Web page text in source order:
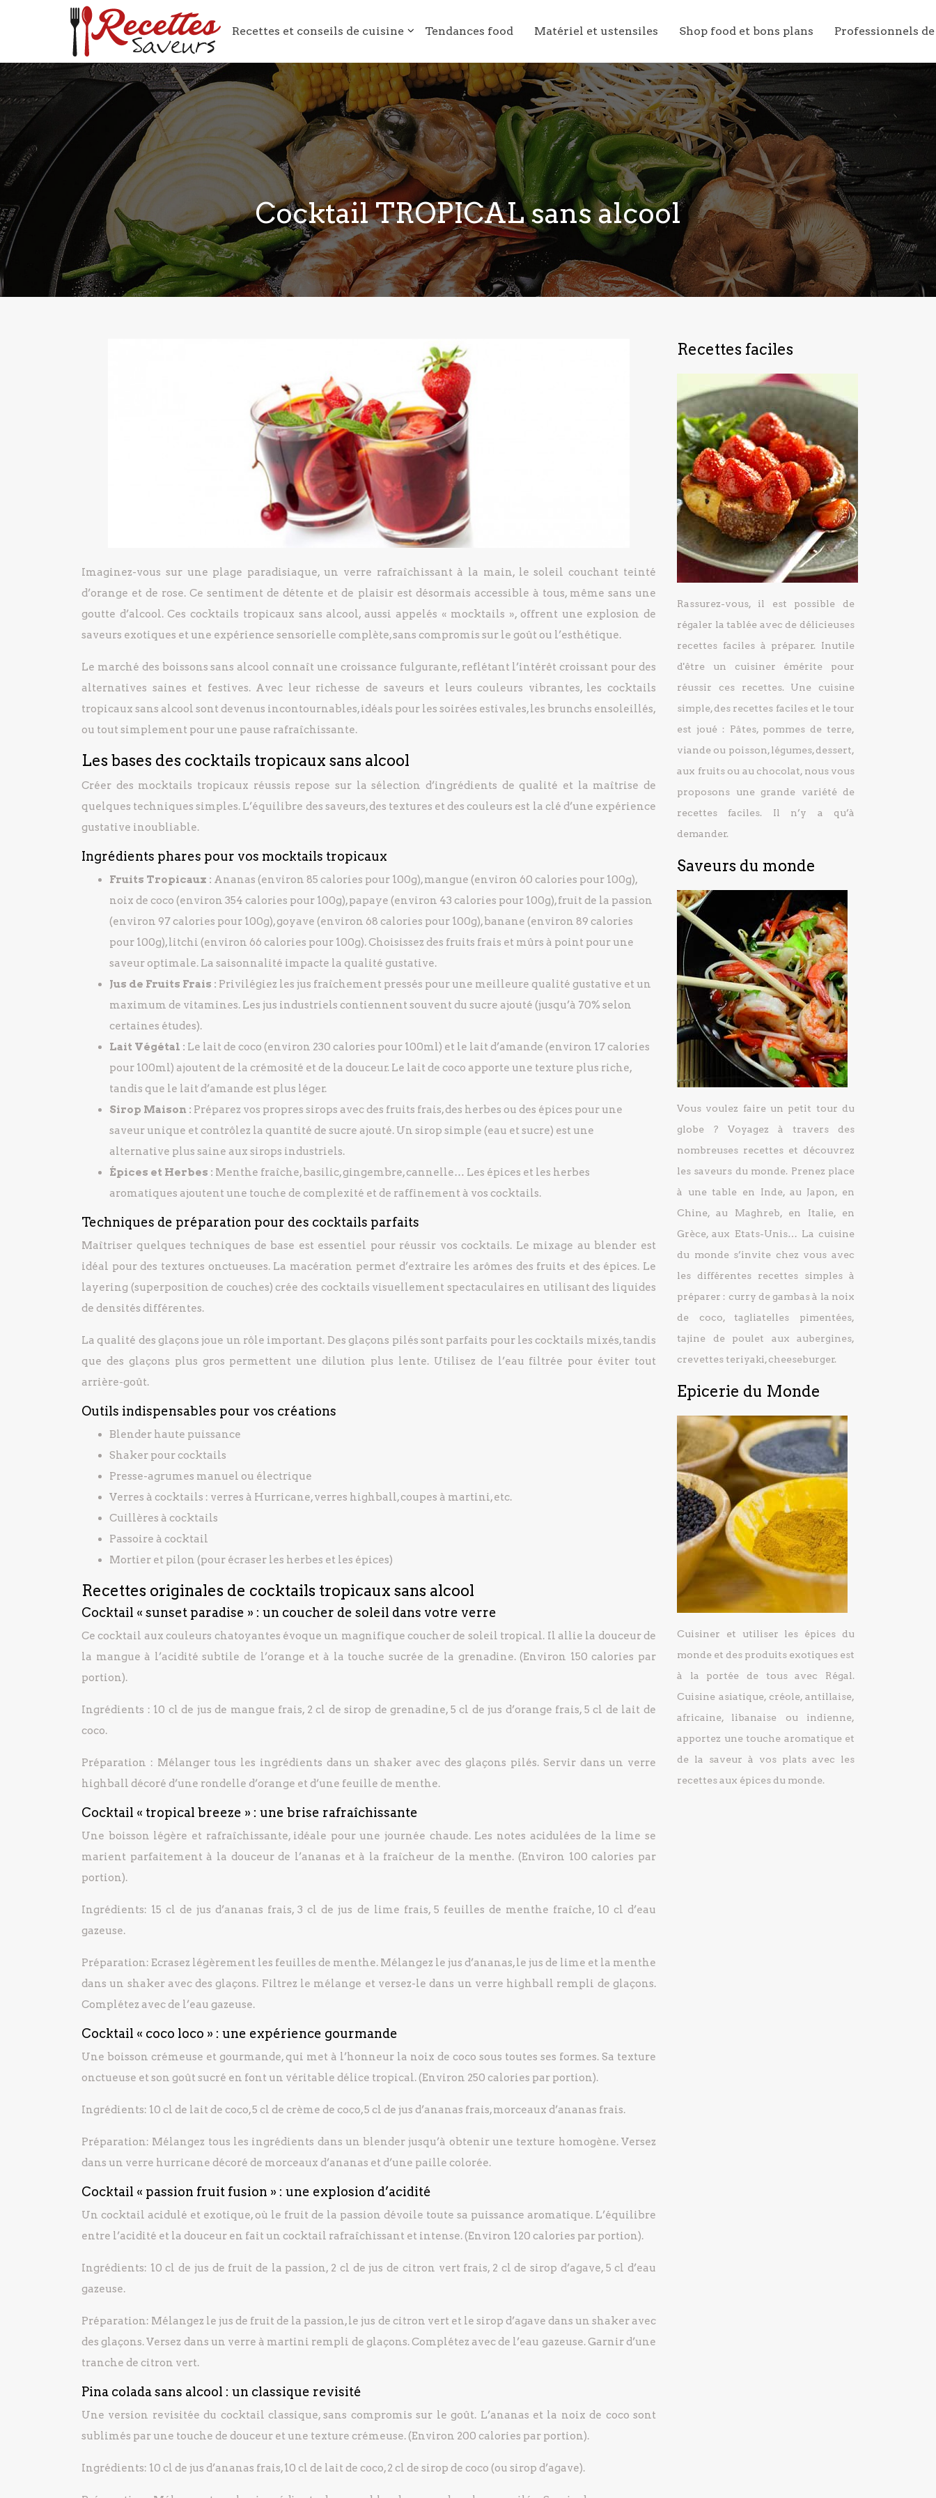
Recettes et conseils de cuisine Tendances food Matériel et ustensiles Shop food et bons plans Professionnels
Cocktail TROPICAL sans alcool
Imaginez-vous sur une plage paradisiaque, un verre rafraîchissant à la main, le soleil couchant teinté
d’orange et de rose. Ce sentiment de détente et de plaisir est désormais accessible à tous, même sans une
goutte d’alcool. Ces cocktails tropicaux sans alcool, aussi appelés « mocktails », offrent une explosion de
saveurs exotiques et une expérience sensorielle complète, sans compromis sur le goût ou l’esthétique.
Le marché des boissons sans alcool connaît une croissance fulgurante, reflétant l’intérêt croissant pour des
alternatives saines et festives. Avec leur richesse de saveurs et leurs couleurs vibrantes, les cocktails
tropicaux sans alcool sont devenus incontournables, idéals pour les soirées estivales, les brunchs ensoleillés,
ou tout simplement pour une pause rafraîchissante.
Les bases des cocktails tropicaux sans alcool
Créer des mocktails tropicaux réussis repose sur la sélection d’ingrédients de qualité et la maîtrise de
quelques techniques simples. L’équilibre des saveurs, des textures et des couleurs est la clé d’une expérience
gustative inoubliable.
Ingrédients phares pour vos mocktails tropicaux
Fruits Tropicaux : Ananas (environ 85 calories pour 100g), mangue (environ 60 calories pour 100g),
noix de coco (environ 354 calories pour 100g), papaye (environ 43 calories pour 100g), fruit de la passion
(environ 97 calories pour 100g), goyave (environ 68 calories pour 100g), banane (environ 89 calories
pour 100g), litchi (environ 66 calories pour 100g). Choisissez des fruits frais et mûrs à point pour une
saveur optimale. La saisonnalité impacte la qualité gustative.
Jus de Fruits Frais : Privilégiez les jus fraîchement pressés pour une meilleure qualité gustative et un
maximum de vitamines. Les jus industriels contiennent souvent du sucre ajouté (jusqu’à 70% selon
certaines études).
Lait Végétal : Le lait de coco (environ 230 calories pour 100ml) et le lait d’amande (environ 17 calories
pour 100ml) ajoutent de la crémosité et de la douceur. Le lait de coco apporte une texture plus riche,
tandis que le lait d’amande est plus léger.
Sirop Maison : Préparez vos propres sirops avec des fruits frais, des herbes ou des épices pour une
saveur unique et contrôlez la quantité de sucre ajouté. Un sirop simple (eau et sucre) est une
alternative plus saine aux sirops industriels.
Épices et Herbes : Menthe fraîche, basilic, gingembre, cannelle… Les épices et les herbes
aromatiques ajoutent une touche de complexité et de raffinement à vos cocktails.
Techniques de préparation pour des cocktails parfaits
Maîtriser quelques techniques de base est essentiel pour réussir vos cocktails. Le mixage au blender est
idéal pour des textures onctueuses. La macération permet d’extraire les arômes des fruits et des épices. Le
layering (superposition de couches) crée des cocktails visuellement spectaculaires en utilisant des liquides
de densités différentes.
La qualité des glaçons joue un rôle important. Des glaçons pilés sont parfaits pour les cocktails mixés, tandis
que des glaçons plus gros permettent une dilution plus lente. Utilisez de l’eau filtrée pour éviter tout
arrière-goût.
Outils indispensables pour vos créations
Blender haute puissance
Shaker pour cocktails
Presse-agrumes manuel ou électrique
Verres à cocktails : verres à Hurricane, verres highball, coupes à martini, etc.
Cuillères à cocktails
Passoire à cocktail
Mortier et pilon (pour écraser les herbes et les épices)
Recettes originales de cocktails tropicaux sans alcool
Cocktail « sunset paradise » : un coucher de soleil dans votre verre
Ce cocktail aux couleurs chatoyantes évoque un magnifique coucher de soleil tropical. Il allie la douceur de
la mangue à l’acidité subtile de l’orange et à la touche sucrée de la grenadine. (Environ 150 calories par
portion).
Ingrédients : 10 cl de jus de mangue frais, 2 cl de sirop de grenadine, 5 cl de jus d’orange frais, 5 cl de lait de
coco.
Préparation : Mélanger tous les ingrédients dans un shaker avec des glaçons pilés. Servir dans un verre
highball décoré d’une rondelle d’orange et d’une feuille de menthe.
Cocktail « tropical breeze » : une brise rafraîchissante
Une boisson légère et rafraîchissante, idéale pour une journée chaude. Les notes acidulées de la lime se
marient parfaitement à la douceur de l’ananas et à la fraîcheur de la menthe. (Environ 100 calories par
portion).
Ingrédients: 15 cl de jus d’ananas frais, 3 cl de jus de lime frais, 5 feuilles de menthe fraîche, 10 cl d’eau
gazeuse.
Préparation: Ecrasez légèrement les feuilles de menthe. Mélangez le jus d’ananas, le jus de lime et la menthe
dans un shaker avec des glaçons. Filtrez le mélange et versez-le dans un verre highball rempli de glaçons.
Complétez avec de l’eau gazeuse.
Cocktail « coco loco » : une expérience gourmande
Une boisson crémeuse et gourmande, qui met à l’honneur la noix de coco sous toutes ses formes. Sa texture
onctueuse et son goût sucré en font un véritable délice tropical. (Environ 250 calories par portion).
Ingrédients: 10 cl de lait de coco, 5 cl de crème de coco, 5 cl de jus d’ananas frais, morceaux d’ananas frais.
Préparation: Mélangez tous les ingrédients dans un blender jusqu’à obtenir une texture homogène. Versez
dans un verre hurricane décoré de morceaux d’ananas et d’une paille colorée.
Cocktail « passion fruit fusion » : une explosion d’acidité
Un cocktail acidulé et exotique, où le fruit de la passion dévoile toute sa puissance aromatique. L’équilibre
entre l’acidité et la douceur en fait un cocktail rafraîchissant et intense. (Environ 120 calories par portion).
Ingrédients: 10 cl de jus de fruit de la passion, 2 cl de jus de citron vert frais, 2 cl de sirop d’agave, 5 cl d’eau
gazeuse.
Préparation: Mélangez le jus de fruit de la passion, le jus de citron vert et le sirop d’agave dans un shaker avec
des glaçons. Versez dans un verre à martini rempli de glaçons. Complétez avec de l’eau gazeuse. Garnir d’une
tranche de citron vert.
Pina colada sans alcool : un classique revisité
Une version revisitée du cocktail classique, sans compromis sur le goût. L’ananas et la noix de coco sont
sublimés par une touche de douceur et une texture crémeuse. (Environ 200 calories par portion).
Ingrédients: 10 cl de jus d’ananas frais, 10 cl de lait de coco, 2 cl de sirop de coco (ou sirop d’agave).
Recettes faciles
Rassurez-vous, il est possible de
régaler la tablée avec de délicieuses
recettes faciles à préparer. Inutile
d'être un cuisiner émérite pour
réussir ces recettes. Une cuisine
simple, des recettes faciles et le tour
est joué : Pâtes, pommes de terre,
viande ou poisson, légumes, dessert,
aux fruits ou au chocolat, nous vous
proposons une grande variété de
recettes faciles. Il n’y a qu’à
demander.
Saveurs du monde
Vous voulez faire un petit tour du
globe ? Voyagez à travers des
nombreuses recettes et découvrez
les saveurs du monde. Prenez place
à une table en Inde, au Japon, en
Chine, au Maghreb, en Italie, en
Grèce, aux Etats-Unis… La cuisine
du monde s’invite chez vous avec
les différentes recettes simples à
préparer : curry de gambas à la noix
de coco, tagliatelles pimentées,
tajine de poulet aux aubergines,
crevettes teriyaki, cheeseburger.
Epicerie du Monde
Cuisiner et utiliser les épices du
monde et des produits exotiques est
à la portée de tous avec Régal.
Cuisine asiatique, créole, antillaise,
africaine, libanaise ou indienne,
apportez une touche aromatique et
de la saveur à vos plats avec les
recettes aux épices du monde.